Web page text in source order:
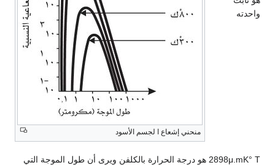
منحني إشعاع ا لجسم الأسود
واحدته
2898μ.mK° T هو درجة الحرارة بالكلفن ويرى أن طول الموجة التي